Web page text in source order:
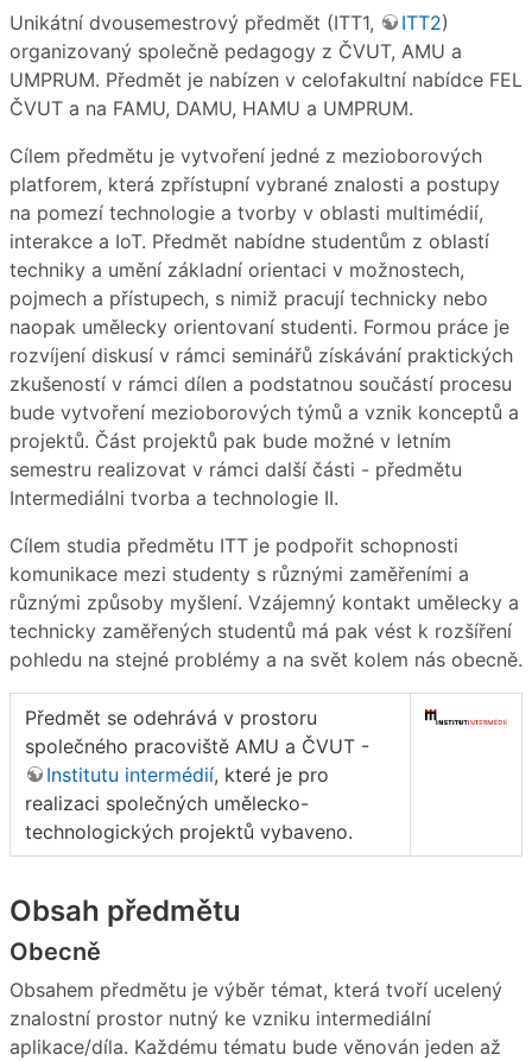
Unikátní dvousemestrový předmět (ITT1, ITT2)
organizovaný společně pedagogy z ČVUT, AMU a
UMPRUM. Předmět je nabízen v celofakultní nabídce FEL
ČVUT a na FAMU, DAMU, HAMU a UMPRUM.
Cílem předmětu je vytvoření jedné z mezioborových
platforem, která zpřístupní vybrané znalosti a postupy
na pomezí technologie a tvorby v oblasti multimédií,
interakce a IoT. Předmět nabídne studentům z oblastí
techniky a umění základní orientaci v možnostech,
pojmech a přístupech, s nimiž pracují technicky nebo
naopak umělecky orientovaní studenti. Formou práce je
rozvíjení diskusí v rámci seminářů získávání praktických
zkušeností v rámci dílen a podstatnou součástí procesu
bude vytvoření mezioborových týmů a vznik konceptů a
projektů. Část projektů pak bude možné v letním
semestru realizovat v rámci další části - předmětu
Intermediálni tvorba a technologie II.
Cílem studia předmětu ITT je podpořit schopnosti
komunikace mezi studenty s různými zaměřeními a
různými způsoby myšlení. Vzájemný kontakt umělecky a
technicky zaměřených studentů má pak vést k rozšíření
pohledu na stejné problémy a na svět kolem nás obecně.
Předmět se odehrává v prostoru
společného pracoviště AMU a ČVUT -
Institutu intermédií, které je pro
realizaci společných umělecko-
technologických projektů vybaveno.
Obsah předmětu
Obecně
Obsahem předmětu je výběr témat, která tvoří ucelený
znalostní prostor nutný ke vzniku intermediální
aplikace/díla. Každému tématu bude věnován jeden až